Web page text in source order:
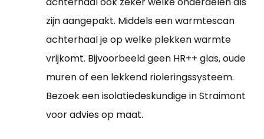
zijn aangepakt. Middels een warmtescan
achterhaal je op welke plekken warmte
vrijkomt. Bijvoorbeeld geen HR++ glas, oude
muren of een lekkend rioleringssysteem.
Bezoek een isolatiedeskundige in Straimont
voor advies op maat.